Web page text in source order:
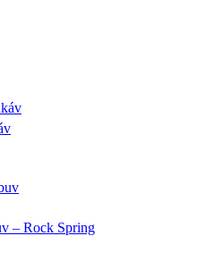
– Rock Spring